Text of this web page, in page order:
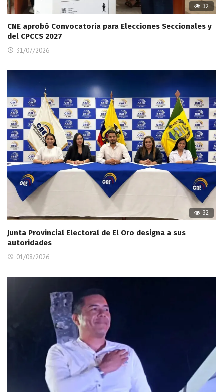
32
CNE aprobó Convocatoria para Elecciones Seccionales y
del CPCCS 2027
31/07/2026
32
Junta Provincial Electoral de El Oro designa a sus
autoridades
01/08/2026